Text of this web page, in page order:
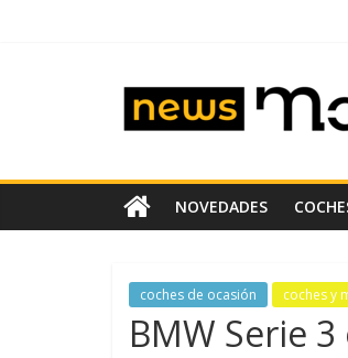
News
Motoreto
Noticias
de
de
ocasión
NOVEDADES
coches de ocasión coches y
BMW Serie